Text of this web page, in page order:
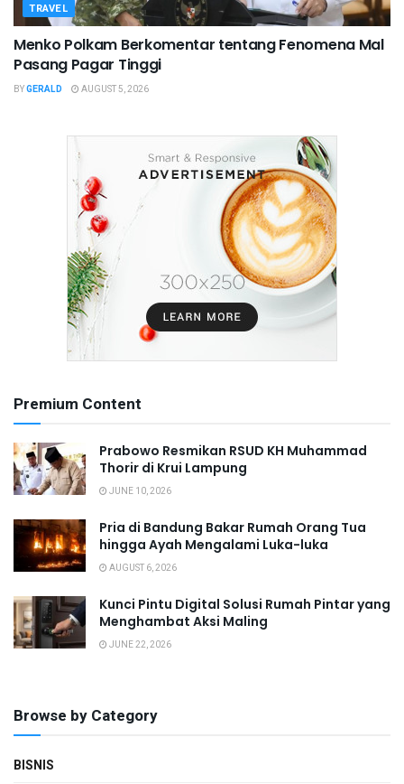
TRAVEL
Menko Polkam Berkomentar tentang Fenomena Mal
Pasang Pagar Tinggi
BYGERALD AUGUST 5, 2026
Premium Content
Prabowo Resmikan RSUD KH Muhammad
Thorir di Krui Lampung
JUNE 10, 2026
Pria di Bandung Bakar Rumah Orang Tua
hingga Ayah Mengalami Luka-luka
AUGUST 6, 2026
Kunci Pintu Digital Solusi Rumah Pintar yang
Menghambat Aksi Maling
JUNE 22, 2026
Browse by Category
BISNIS